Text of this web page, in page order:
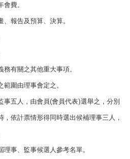
費。
報告及預算、決算。
有關之其他重大事項。
圍由理事會定之。
事五人，由會員(會員代表)選舉之，分別成
，依計票情形得同時選出候補理事三人，
事、監事候選人參考名單。